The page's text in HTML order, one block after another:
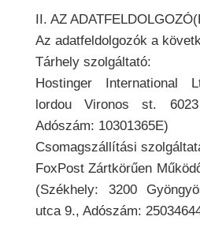
II. AZ
Az adatfeldolgozók a
Tárhely szolgáltató:
Hostinger International
lordou Vironos st.
Adószám: 10301365E)
Csomagszállítási
FoxPost Zártkörűen
(Székhely: 3200
utca 9., Adószám: